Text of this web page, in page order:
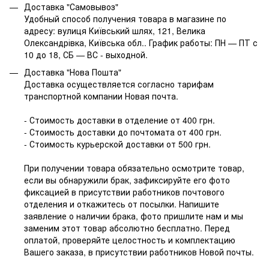
Доставка "Самовывоз"
Удобный способ получения товара в магазине по
адресу: вулиця Київський шлях, 121, Велика
Олександрівка, Київська обл.. График работы: ПН — ПТ с
10 до 18, СБ — ВС - выходной.
Доставка "Нова Пошта"
Доставка осуществляется согласно тарифам
транспортной компании Новая почта.
- Стоимость доставки в отделение от 400 грн.
- Стоимость доставки до почтомата от 400 грн.
- Стоимость курьерской доставки от 500 грн.
При получении товара обязательно осмотрите товар,
если вы обнаружили брак, зафиксируйте его фото
фиксацией в присутствии работников почтового
отделения и откажитесь от посылки. Напишите
заявление о наличии брака, фото пришлите нам и мы
заменим этот товар абсолютно бесплатно. Перед
оплатой, проверяйте целостность и комплектацию
Вашего заказа, в присутствии работников Новой почты.